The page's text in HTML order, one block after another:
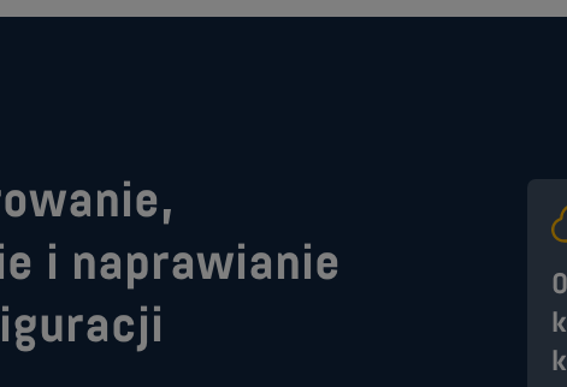
i naprawianie